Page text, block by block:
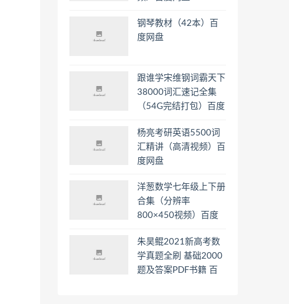
钢琴教材（42本）百
度网盘
跟谁学宋维钢词霸天下
38000词汇速记全集
（54G完结打包）百度
杨亮考研英语5500词
汇精讲（高清视频）百
度网盘
洋葱数学七年级上下册
合集（分辨率
800×450视频）百度
朱昊鲲2021新高考数
学真题全刷 基础2000
题及答案PDF书籍 百